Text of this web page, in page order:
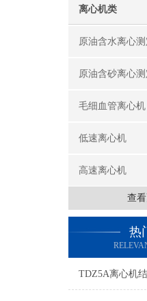
离心机类
原油含水离心
原油含砂离心
毛细血管离心机
低速离心机
高速离心机
查
热